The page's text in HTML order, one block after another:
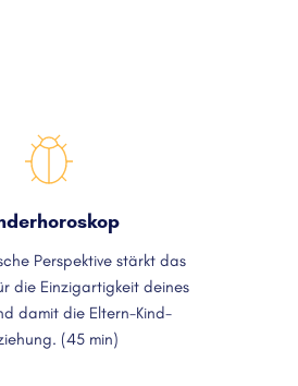
Perspektive stärkt das
die Einzigartigkeit deines
damit die Eltern-Kind-
(45 min)